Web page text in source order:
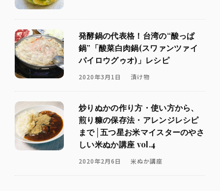
発酵鍋の代表格！台湾の“酸っぱ
鍋”「酸菜白肉鍋(スワァンツァイ
パイロウグゥオ)」レシピ
2020年3月1日 漬け物
炒りぬかの作り方・使い方から、
煎り糠の保存法・アレンジレシピ
まで│五つ星お米マイスターのやさ
しい米ぬか講座 vol.4
2020年2月6日 米ぬか講座